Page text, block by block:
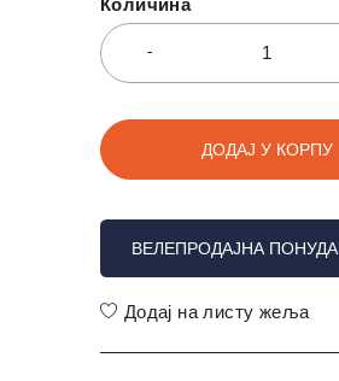
ДОДАЈ У КОРПУ
ВЕЛЕПРОДАЈНА ПОНУДА
Додај на листу жеља